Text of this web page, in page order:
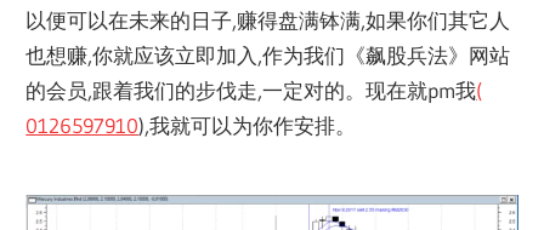
以便可以在未来的日子,赚得盘满钵满,如果你们其它人
也想赚,你就应该立即加入,作为我们《飙股兵法》网站
的会员,跟着我们的步伐走,一定对的。现在就pm我(
0126597910),我就可以为你作安排。